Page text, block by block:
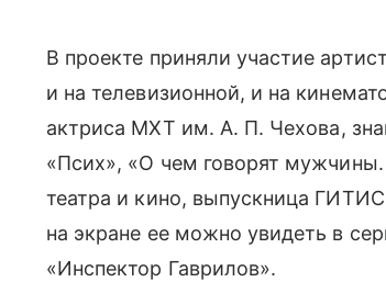
В проекте приняли участие
и на телевизионной, и на
актриса МХТ им. А. П. Чехова,
«Псих», «О чем говорят
театра и кино, выпускница
на экране ее можно увидеть в
«Инспектор Гаврилов».